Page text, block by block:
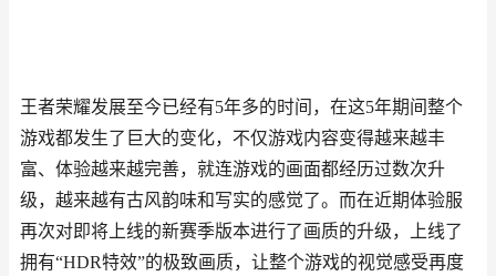
王者荣耀发展至今已经有5年多的时间，在这5年期间整个
游戏都发生了巨大的变化，不仅游戏内容变得越来越丰
富、体验越来越完善，就连游戏的画面都经历过数次升
级，越来越有古风韵味和写实的感觉了。而在近期体验服
再次对即将上线的新赛季版本进行了画质的升级，上线了
拥有“HDR特效”的极致画质，让整个游戏的视觉感受再度